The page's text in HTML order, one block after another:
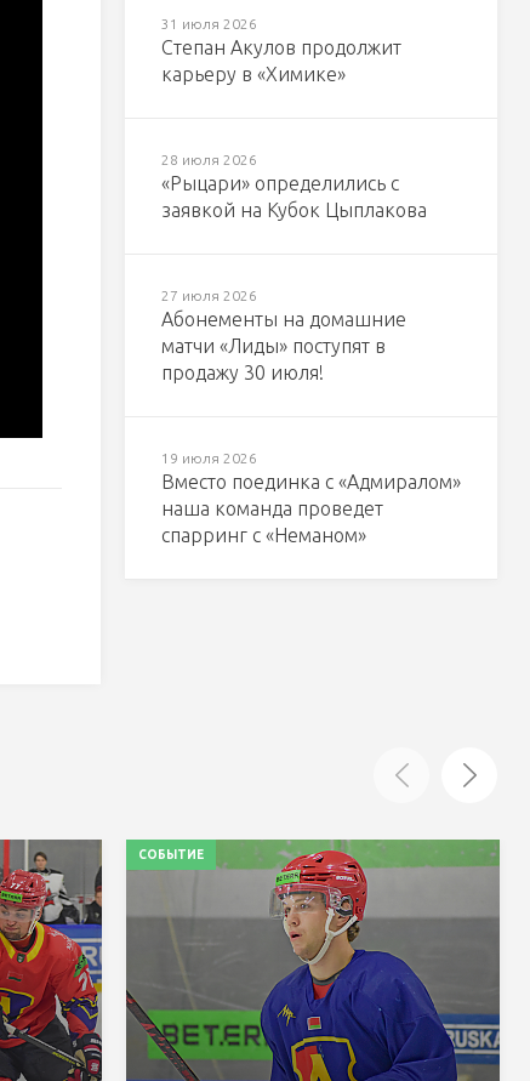
31 июля 2026
Степан Акулов продолжит
карьеру в «Химике»
28 июля 2026
«Рыцари» определились с
заявкой на Кубок Цыплакова
27 июля 2026
Абонементы на домашние
матчи «Лиды» поступят в
продажу 30 июля!
19 июля 2026
Вместо поединка с «Адмиралом»
наша команда проведет
спарринг с «Неманом»
СОБЫТИЕ